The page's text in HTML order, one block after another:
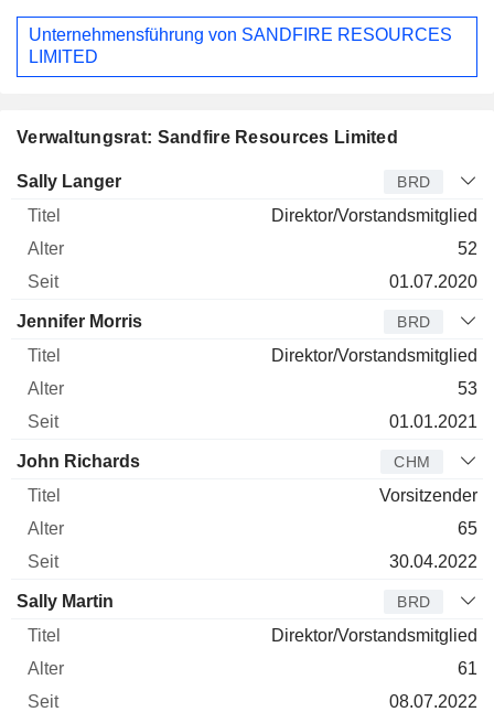
Unternehmensführung von SANDFIRE RESOURCES
LIMITED
Verwaltungsrat: Sandfire Resources Limited
Verwaltungsratsmitglied
Sally Langer BRD
Direktor/Vorstandsmitglied
52
01.07.2020
Jennifer Morris BRD
Direktor/Vorstandsmitglied
53
01.01.2021
John Richards CHM
Vorsitzender
65
30.04.2022
Sally Martin BRD
Direktor/Vorstandsmitglied
61
08.07.2022